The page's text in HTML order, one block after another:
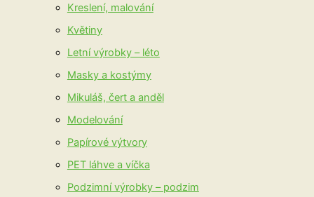
Kreslení, malování
Květiny
Letní výrobky – léto
Masky a kostýmy
Mikuláš, čert a anděl
Modelování
Papírové výtvory
PET láhve a víčka
Podzimní výrobky – podzim